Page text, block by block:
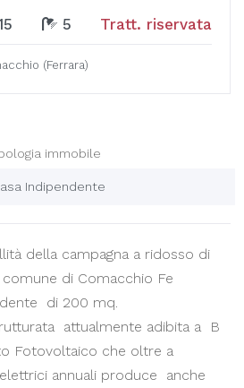
5 Tratt. riservata
(ferrara)
immobile
Indipendente
della campagna a ridosso di
di Comacchio Fe
di 200 mq.
attualmente adibita a B
Fotovoltaico che oltre a
annuali produce anche